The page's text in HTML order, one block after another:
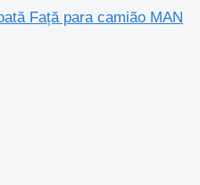
Față para camião MAN